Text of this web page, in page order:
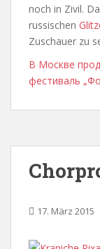
noch in Zivil.
russischen
Zuschauer zu
В Москве
фестиваль
17. März 2015